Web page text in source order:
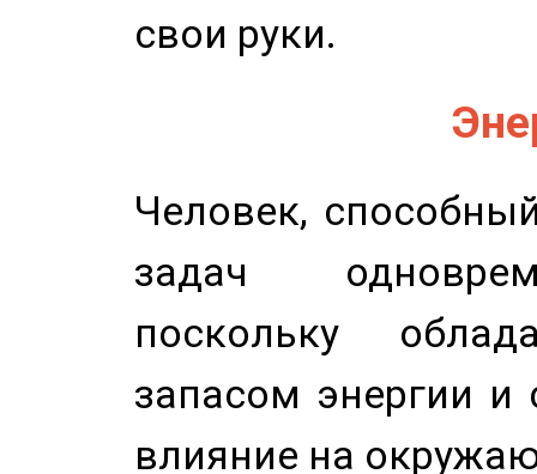
свои руки.
Человек,
задач
поскольку
запасом энергии и
влияние на